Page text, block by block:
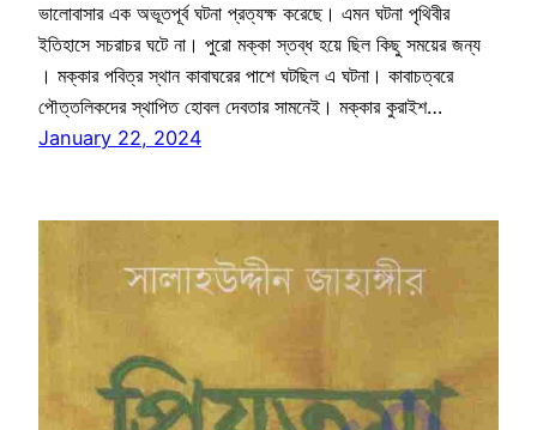
ভালোবাসার এক অভূতপূর্ব ঘটনা প্রত্যক্ষ করেছে। এমন ঘটনা পৃথিবীর
ইতিহাসে সচরাচর ঘটে না। পুরো মক্কা স্তব্ধ হয়ে ছিল কিছু সময়ের জন্য
। মক্কার পবিত্র স্থান কাবাঘরের পাশে ঘটছিল এ ঘটনা। কাবাচত্বরে
পৌত্তলিকদের স্থাপিত হোবল দেবতার সামনেই। মক্কার কুরাইশ…
January 22, 2024